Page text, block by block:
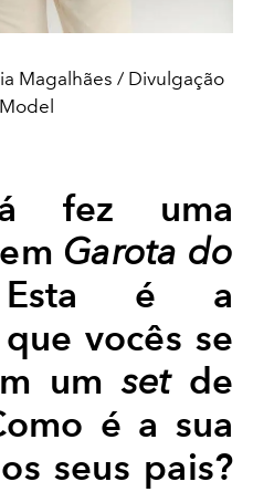
Magalhães / Divulgação
fez uma
Garota do
é a
vocês se
umset de
é a sua
seus pais?